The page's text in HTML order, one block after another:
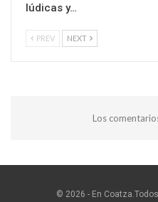
lúdicas y…
PREV NEXT
Los
© 2026 - En